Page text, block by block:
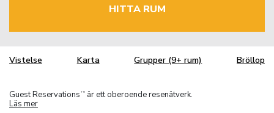
HITTA RUM
Vistelse Karta Grupper (9+ rum) Bröllop
Guest Reservations TM
är ett oberoende resenätverk.
Läs mer